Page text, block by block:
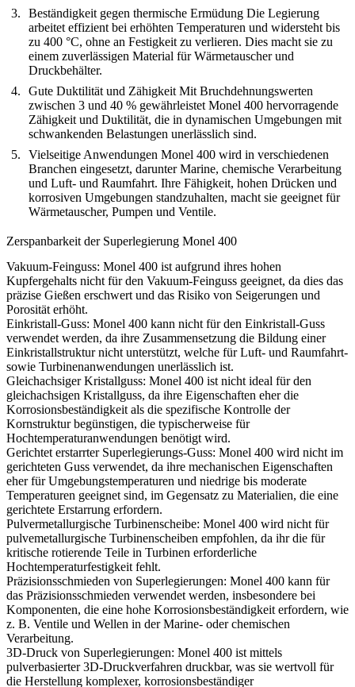
Beständigkeit gegen thermische Ermüdung Die Legierung
arbeitet effizient bei erhöhten Temperaturen und widersteht bis
zu 400 °C, ohne an Festigkeit zu verlieren. Dies macht sie zu
einem zuverlässigen Material für Wärmetauscher und
Druckbehälter.
Gute Duktilität und Zähigkeit Mit Bruchdehnungswerten
zwischen 3 und 40 % gewährleistet Monel 400 hervorragende
Zähigkeit und Duktilität, die in dynamischen Umgebungen mit
schwankenden Belastungen unerlässlich sind.
Vielseitige Anwendungen Monel 400 wird in verschiedenen
Branchen eingesetzt, darunter Marine, chemische Verarbeitung
und Luft- und Raumfahrt. Ihre Fähigkeit, hohen Drücken und
korrosiven Umgebungen standzuhalten, macht sie geeignet für
Wärmetauscher, Pumpen und Ventile.
Zerspanbarkeit der Superlegierung Monel 400
Vakuum-Feinguss: Monel 400 ist aufgrund ihres hohen
Kupfergehalts nicht für den Vakuum-Feinguss geeignet, da dies das
präzise Gießen erschwert und das Risiko von Seigerungen und
Porosität erhöht.
Einkristall-Guss: Monel 400 kann nicht für den Einkristall-Guss
verwendet werden, da ihre Zusammensetzung die Bildung einer
Einkristallstruktur nicht unterstützt, welche für Luft- und Raumfahrt-
sowie Turbinenanwendungen unerlässlich ist.
Gleichachsiger Kristallguss: Monel 400 ist nicht ideal für den
gleichachsigen Kristallguss, da ihre Eigenschaften eher die
Korrosionsbeständigkeit als die spezifische Kontrolle der
Kornstruktur begünstigen, die typischerweise für
Hochtemperaturanwendungen benötigt wird.
Gerichtet erstarrter Superlegierungs-Guss: Monel 400 wird nicht im
gerichteten Guss verwendet, da ihre mechanischen Eigenschaften
eher für Umgebungstemperaturen und niedrige bis moderate
Temperaturen geeignet sind, im Gegensatz zu Materialien, die eine
gerichtete Erstarrung erfordern.
Pulvermetallurgische Turbinenscheibe: Monel 400 wird nicht für
pulvemetallurgische Turbinenscheiben empfohlen, da ihr die für
kritische rotierende Teile in Turbinen erforderliche
Hochtemperaturfestigkeit fehlt.
Präzisionsschmieden von Superlegierungen: Monel 400 kann für
das Präzisionsschmieden verwendet werden, insbesondere bei
Komponenten, die eine hohe Korrosionsbeständigkeit erfordern, wie
z. B. Ventile und Wellen in der Marine- oder chemischen
Verarbeitung.
3D-Druck von Superlegierungen: Monel 400 ist mittels
pulverbasierter 3D-Druckverfahren druckbar, was sie wertvoll für
die Herstellung komplexer, korrosionsbeständiger